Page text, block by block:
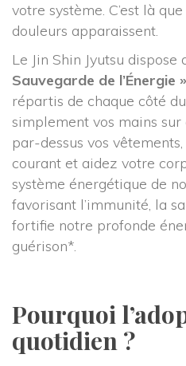
votre système. C’est là
douleurs apparaissent.
Le Jin Shin Jyutsu dispose
Sauvegarde de l’Énergie »
répartis de chaque côté
implement vos mains sur
par-dessus vos
courant et aidez votre
ystème énergétique de
favorisant l’immunité, la
fortifie notre profonde
guérison*.
Pourquoi
quotidien ?